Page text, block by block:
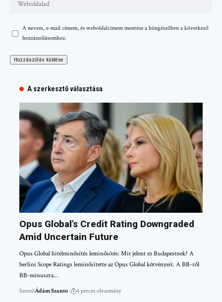
A nevem, e-mail címem, és weboldalcímem mentése a böngészőben a következő
hozzászólásomhoz.
A szerkesztő választása
Opus Global’s Credit Rating Downgraded
Amid Uncertain Future
Opus Global hitelminősítés leminősítés: Mit jelent ez Budapestnek? A
berlini Scope Ratings leminősítette az Opus Global kötvényeit. A BB-ről
BB-mínuszra…
SzerzőÁdám Szanto 4 perces olvasmány